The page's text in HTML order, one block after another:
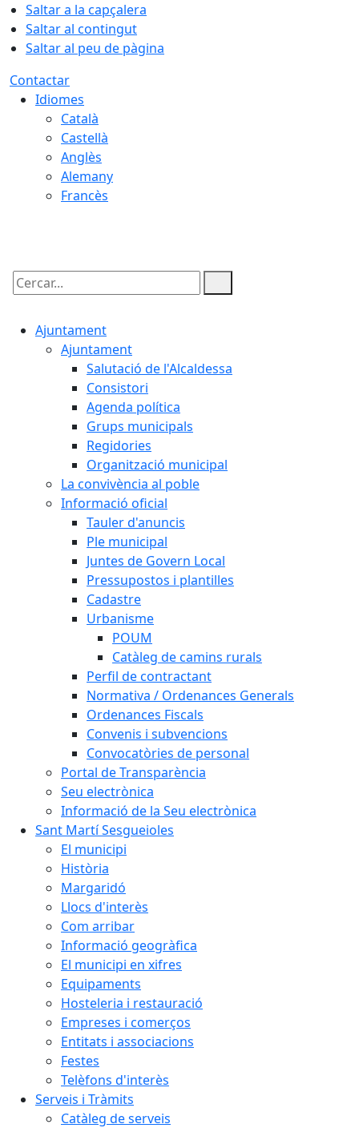
Saltar a la capçalera
Saltar al contingut
Saltar al peu de pàgina
Contactar
Idiomes
Català
Castellà
Anglès
Alemany
Francès
Cercar:
Ajuntament
Ajuntament
Salutació de l'Alcaldessa
Consistori
Agenda política
Grups municipals
Regidories
Organització municipal
La convivència al poble
Informació oficial
Tauler d'anuncis
Ple municipal
Juntes de Govern Local
Pressupostos i plantilles
Cadastre
Urbanisme
POUM
Catàleg de camins rurals
Perfil de contractant
Normativa / Ordenances Generals
Ordenances Fiscals
Convenis i subvencions
Convocatòries de personal
Portal de Transparència
Seu electrònica
Informació de la Seu electrònica
Sant Martí Sesgueioles
El municipi
Història
Margaridó
Llocs d'interès
Com arribar
Informació geogràfica
El municipi en xifres
Equipaments
Hosteleria i restauració
Empreses i comerços
Entitats i associacions
Festes
Telèfons d'interès
Serveis i Tràmits
Catàleg de serveis